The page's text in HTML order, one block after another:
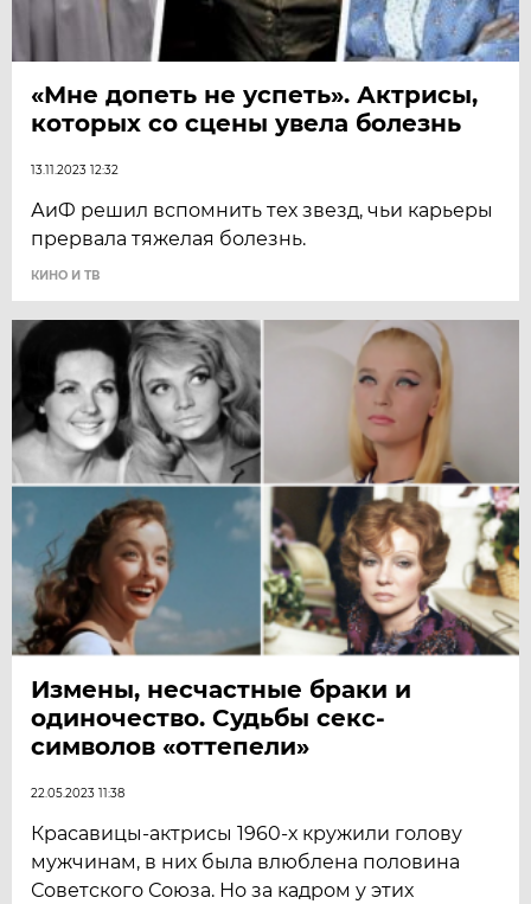
«Мне допеть не успеть». Актрисы,
которых со сцены увела болезнь
13.11.2023 12:32
АиФ решил вспомнить тех звезд, чьи карьеры
прервала тяжелая болезнь.
КИНО И ТВ
Измены, несчастные браки и
одиночество. Судьбы секс-
символов «оттепели»
22.05.2023 11:38
Красавицы-актрисы 1960-х кружили голову
мужчинам, в них была влюблена половина
Советского Союза. Но за кадром у этих